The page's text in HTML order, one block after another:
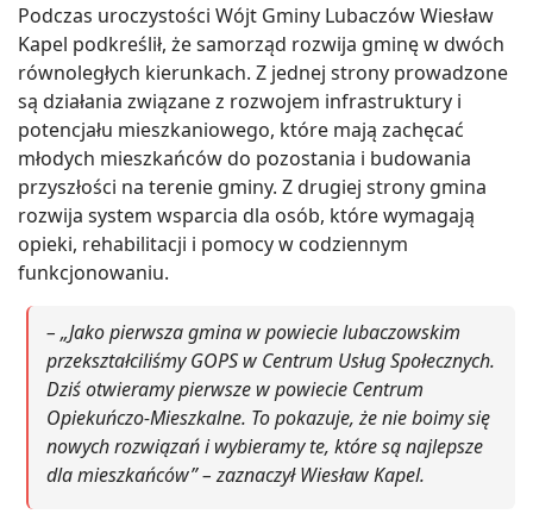
Podczas uroczystości Wójt Gminy Lubaczów Wiesław
Kapel podkreślił, że samorząd rozwija gminę w dwóch
równoległych kierunkach. Z jednej strony prowadzone
są działania związane z rozwojem infrastruktury i
potencjału mieszkaniowego, które mają zachęcać
młodych mieszkańców do pozostania i budowania
przyszłości na terenie gminy. Z drugiej strony gmina
rozwija system wsparcia dla osób, które wymagają
opieki, rehabilitacji i pomocy w codziennym
funkcjonowaniu.
– „Jako pierwsza gmina w powiecie lubaczowskim
przekształciliśmy GOPS w Centrum Usług Społecznych.
Dziś otwieramy pierwsze w powiecie Centrum
Opiekuńczo-Mieszkalne. To pokazuje, że nie boimy się
nowych rozwiązań i wybieramy te, które są najlepsze
dla mieszkańców” – zaznaczył Wiesław Kapel.